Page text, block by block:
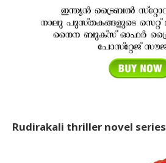
Rudirakali thriller novel series